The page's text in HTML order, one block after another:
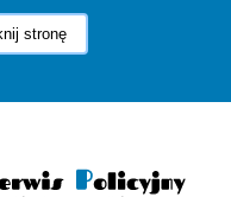
stronę